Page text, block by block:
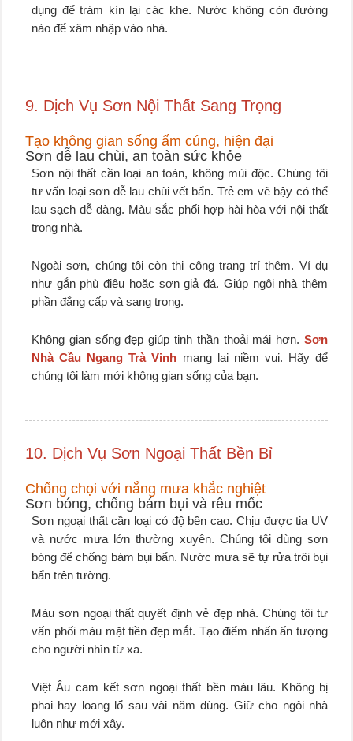
dụng để trám kín lại các khe. Nước không còn đường
nào để xâm nhập vào nhà.
9. Dịch Vụ Sơn Nội Thất Sang Trọng
Tạo không gian sống ấm cúng, hiện đại
Sơn dễ lau chùi, an toàn sức khỏe
Sơn nội thất cần loại an toàn, không mùi độc. Chúng tôi
tư vấn loại sơn dễ lau chùi vết bẩn. Trẻ em vẽ bậy có thể
lau sạch dễ dàng. Màu sắc phối hợp hài hòa với nội thất
trong nhà.
Ngoài sơn, chúng tôi còn thi công trang trí thêm. Ví dụ
như gắn phù điêu hoặc sơn giả đá. Giúp ngôi nhà thêm
phần đẳng cấp và sang trọng.
Không gian sống đẹp giúp tinh thần thoải mái hơn. Sơn
Nhà Cầu Ngang Trà Vinh mang lại niềm vui. Hãy để
chúng tôi làm mới không gian sống của bạn.
10. Dịch Vụ Sơn Ngoại Thất Bền Bỉ
Chống chọi với nắng mưa khắc nghiệt
Sơn bóng, chống bám bụi và rêu mốc
Sơn ngoại thất cần loại có độ bền cao. Chịu được tia UV
và nước mưa lớn thường xuyên. Chúng tôi dùng sơn
bóng để chống bám bụi bẩn. Nước mưa sẽ tự rửa trôi bụi
bẩn trên tường.
Màu sơn ngoại thất quyết định vẻ đẹp nhà. Chúng tôi tư
vấn phối màu mặt tiền đẹp mắt. Tạo điểm nhấn ấn tượng
cho người nhìn từ xa.
Việt Âu cam kết sơn ngoại thất bền màu lâu. Không bị
phai hay loang lổ sau vài năm dùng. Giữ cho ngôi nhà
luôn như mới xây.